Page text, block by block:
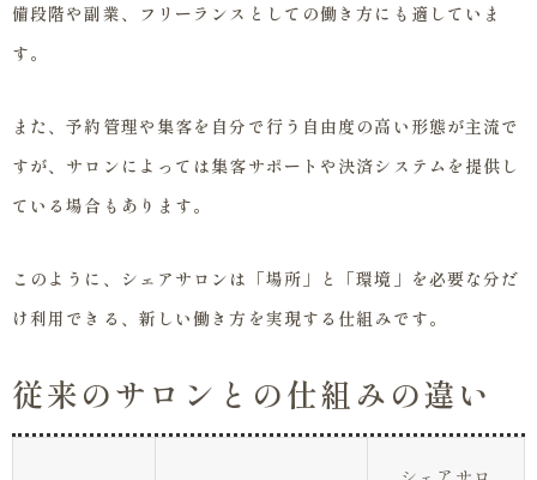
備段階や副業、フリーランスとしての働き方にも適していま
す。
また、予約管理や集客を自分で行う自由度の高い形態が主流で
すが、サロンによっては集客サポートや決済システムを提供し
ている場合もあります。
このように、シェアサロンは「場所」と「環境」を必要な分だ
け利用できる、新しい働き方を実現する仕組みです。
従来のサロンとの仕組みの違い